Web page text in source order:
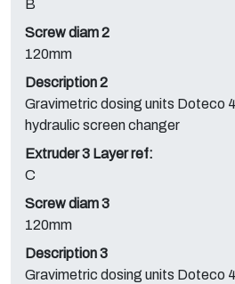
B
Screw diam 2
120mm
Description 2
Gravimetric dosing units Doteco
hydraulic screen changer
Extruder 3 Layer ref:
C
Screw diam 3
120mm
Description 3
Gravimetric dosing units Doteco